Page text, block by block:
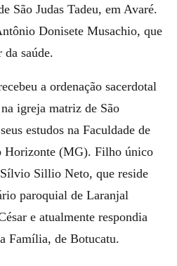
São Judas Tadeu, em Avaré.
Donisete Musachio, que
da saúde.
a ordenação sacerdotal
igreja matriz de São
estudos na Faculdade de
Horizonte (MG). Filho único
Sillio Neto, que reside
paroquial de Laranjal
e atualmente respondia
Família, de Botucatu.